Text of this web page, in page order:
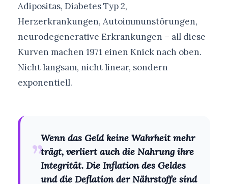
Adipositas, Diabetes Typ 2,
Herzerkrankungen, Autoimmunstörungen,
neurodegenerative Erkrankungen – all diese
Kurven machen 1971 einen Knick nach oben.
Nicht langsam, nicht linear, sondern
exponentiell.
„Wenn das Geld keine Wahrheit mehr
trägt, verliert auch die Nahrung ihre
Integrität. Die Inflation des Geldes
und die Deflation der Nährstoffe sind